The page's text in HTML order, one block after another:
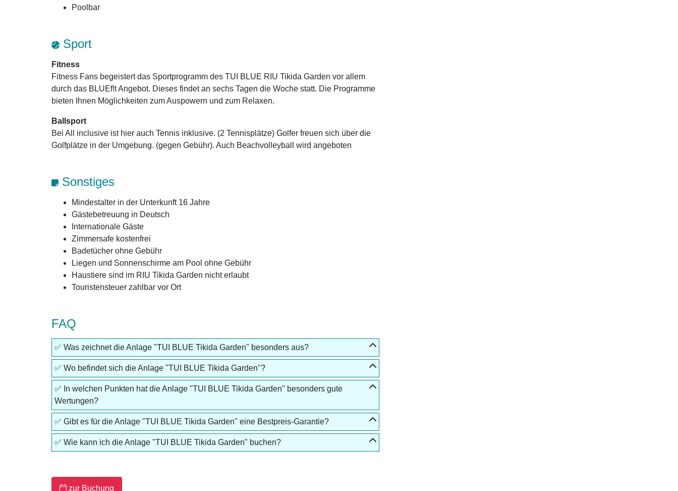
Poolbar
Sport
Fitness
Fitness Fans begeistert das Sportprogramm des TUI BLUE RIU Tikida Garden vor allem
durch das BLUEf!t Angebot. Dieses findet an sechs Tagen die Woche statt. Die Programme
bieten Ihnen Möglichkeiten zum Auspowern und zum Relaxen.
Ballsport
Bei All inclusive ist hier auch Tennis inklusive. (2 Tennisplätze) Golfer freuen sich über die
Golfplätze in der Umgebung. (gegen Gebühr). Auch Beachvolleyball wird angeboten
Sonstiges
Mindestalter in der Unterkunft 16 Jahre
Gästebetreuung in Deutsch
Internationale Gäste
Zimmersafe kostenfrei
Badetücher ohne Gebühr
Liegen und Sonnenschirme am Pool ohne Gebühr
Haustiere sind im RIU Tikida Garden nicht erlaubt
Touristensteuer zahlbar vor Ort
FAQ
✅ Was zeichnet die Anlage "TUI BLUE Tikida Garden" besonders aus?
✅ Wo befindet sich die Anlage "TUI BLUE Tikida Garden"?
✅ In welchen Punkten hat die Anlage "TUI BLUE Tikida Garden" besonders gute
Wertungen?
✅ Gibt es für die Anlage "TUI BLUE Tikida Garden" eine Bestpreis-Garantie?
✅ Wie kann ich die Anlage "TUI BLUE Tikida Garden" buchen?
zur Buchung